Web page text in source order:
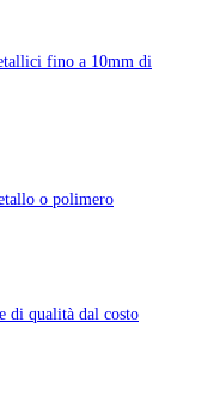
fino a 10mm di
o polimero
di qualità dal costo